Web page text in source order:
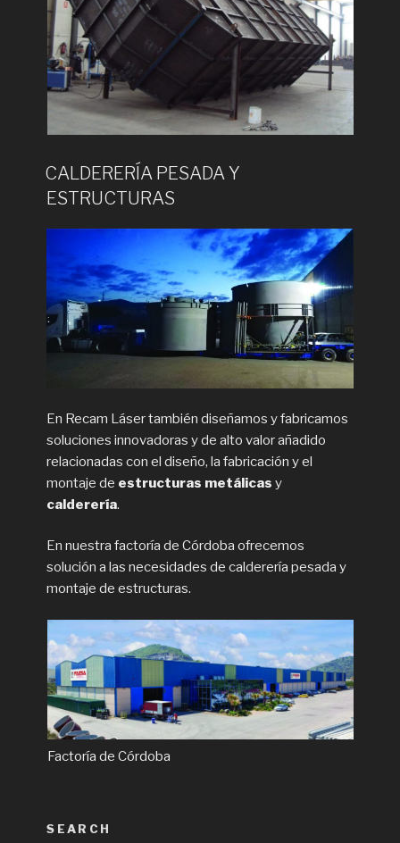
CALDERERÍA PESADA Y
ESTRUCTURAS
En Recam Láser también diseñamos y fabricamos
soluciones innovadoras y de alto valor añadido
relacionadas con el diseño, la fabricación y el
montaje de estructuras metálicas y
calderería.
En nuestra factoría de Córdoba ofrecemos
solución a las necesidades de calderería pesada y
montaje de estructuras.
Factoría de Córdoba
SEARCH